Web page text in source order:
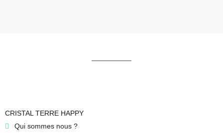
CRISTAL TERRE HAPPY
Qui sommes nous ?